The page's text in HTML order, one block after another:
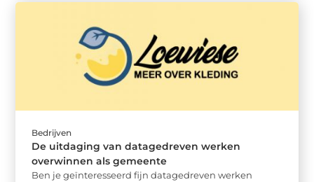
Bedrijven
De uitdaging van datagedreven werken
overwinnen als gemeente
Ben je geïnteresseerd fijn datagedreven werken